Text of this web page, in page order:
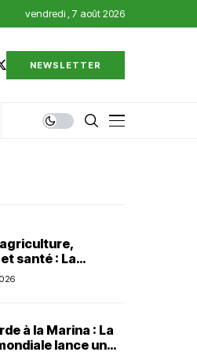
vendredi , 7 août 2026
NEWSLETTER
santé : La
injecte 320
à la Marina : La
lance un